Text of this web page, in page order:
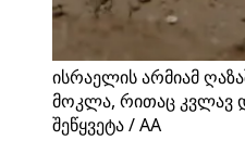
ისრაელის არმიამ
მოკლა, რითაც კვლავ
შეწყვეტა / AA